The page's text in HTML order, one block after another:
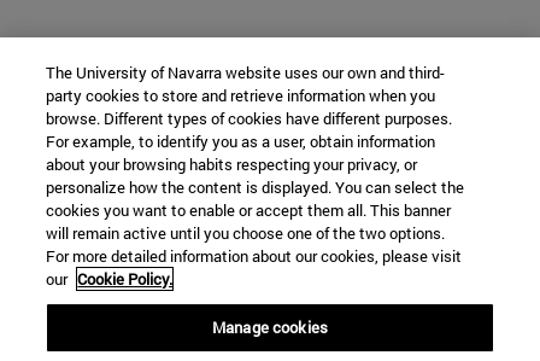
The University of Navarra website uses our own and third-
party cookies to store and retrieve information when you
browse. Different types of cookies have different purposes.
For example, to identify you as a user, obtain information
about your browsing habits respecting your privacy, or
personalize how the content is displayed. You can select the
cookies you want to enable or accept them all. This banner
will remain active until you choose one of the two options.
For more detailed information about our cookies, please visit
our Cookie Policy.
Manage cookies